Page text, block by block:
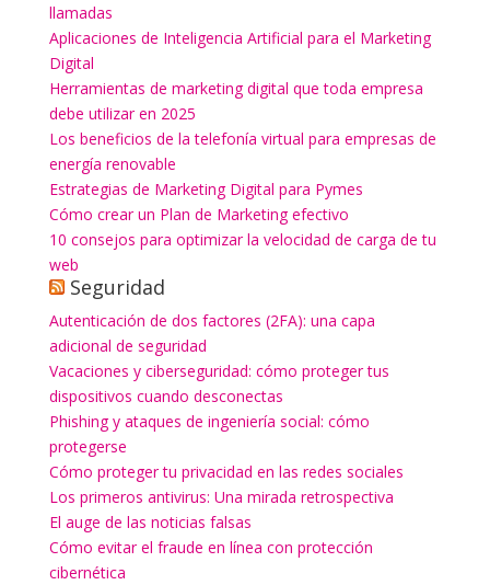
llamadas
Aplicaciones de Inteligencia Artificial para el Marketing
Digital
Herramientas de marketing digital que toda empresa
debe utilizar en 2025
Los beneficios de la telefonía virtual para empresas de
energía renovable
Estrategias de Marketing Digital para Pymes
Cómo crear un Plan de Marketing efectivo
10 consejos para optimizar la velocidad de carga de tu
web
Seguridad
Autenticación de dos factores (2FA): una capa
adicional de seguridad
Vacaciones y ciberseguridad: cómo proteger tus
dispositivos cuando desconectas
Phishing y ataques de ingeniería social: cómo
protegerse
Cómo proteger tu privacidad en las redes sociales
Los primeros antivirus: Una mirada retrospectiva
El auge de las noticias falsas
Cómo evitar el fraude en línea con protección
cibernética